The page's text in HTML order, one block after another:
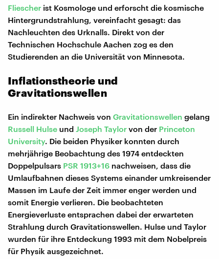
Fliescher ist Kosmologe und erforscht die kosmische
Hintergrundstrahlung, vereinfacht gesagt: das
Nachleuchten des Urknalls. Direkt von der
Technischen Hochschule Aachen zog es den
Studierenden an die Universität von Minnesota.
Inflationstheorie und
Gravitationswellen
Ein indirekter Nachweis von Gravitationswellen gelang
Russell Hulse und Joseph Taylor von der Princeton
University. Die beiden Physiker konnten durch
mehrjährige Beobachtung des 1974 entdeckten
Doppelpulsars PSR 1913+16 nachweisen, dass die
Umlaufbahnen dieses Systems einander umkreisender
Massen im Laufe der Zeit immer enger werden und
somit Energie verlieren. Die beobachteten
Energieverluste entsprachen dabei der erwarteten
Strahlung durch Gravitationswellen. Hulse und Taylor
wurden für ihre Entdeckung 1993 mit dem Nobelpreis
für Physik ausgezeichnet.